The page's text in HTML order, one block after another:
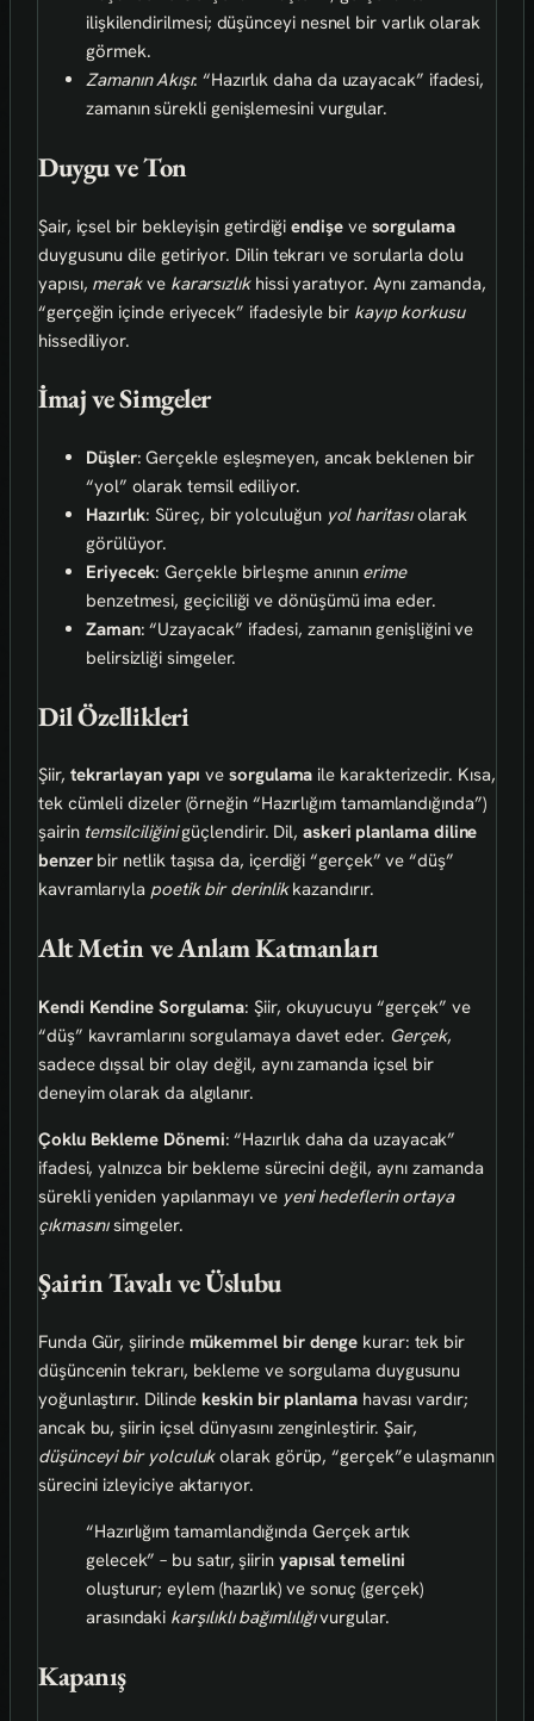
ilişkilendirilmesi; düşünceyi nesnel bir varlık olarak
görmek.
Zamanın Akışı: “Hazırlık daha da uzayacak” ifadesi,
zamanın sürekli genişlemesini vurgular.
Duygu ve Ton
Şair, içsel bir bekleyişin getirdiğiendişeve sorgulama
duygusunu dile getiriyor. Dilin tekrarı ve sorularla dolu
yapısı, merakve kararsızlıkhissi yaratıyor. Aynı zamanda,
“gerçeğin içinde eriyecek” ifadesiyle bir kayıp korkusu
hissediliyor.
İmaj ve Simgeler
Düşler: Gerçekle eşleşmeyen, ancak beklenen bir
“yol” olarak temsil ediliyor.
Hazırlık: Süreç, bir yolculuğun yol haritasıolarak
görülüyor.
Eriyecek: Gerçekle birleşme anının erime
benzetmesi, geçiciliği ve dönüşümü ima eder.
Zaman: “Uzayacak” ifadesi, zamanın genişliğini ve
belirsizliği simgeler.
Dil Özellikleri
Şiir, tekrarlayan yapı vesorgulama ile karakterizedir. Kısa,
tek cümleli dizeler (örneğin “Hazırlığım tamamlandığında”)
şairin temsilciliğinigüçlendirir. Dil,askeri planlama diline
benzerbir netlik taşısa da, içerdiği “gerçek” ve “düş”
kavramlarıyla poetik bir derinlikkazandırır.
Alt Metin ve Anlam Katmanları
Kendi Kendine Sorgulama: Şiir, okuyucuyu “gerçek” ve
“düş” kavramlarını sorgulamaya davet eder. Gerçek,
sadece dışsal bir olay değil, aynı zamanda içsel bir
deneyim olarak da algılanır.
Çoklu Bekleme Dönemi: “Hazırlık daha da uzayacak”
ifadesi, yalnızca bir bekleme sürecini değil, aynı zamanda
sürekli yeniden yapılanmayı ve yeni hedeflerin ortaya
çıkmasınısimgeler.
Şairin Tavalı ve Üslubu
Funda Gür, şiirinde mükemmel bir denge kurar: tek bir
düşüncenin tekrarı, bekleme ve sorgulama duygusunu
yoğunlaştırır. Dilinde keskin bir planlamahavası vardır;
ancak bu, şiirin içsel dünyasını zenginleştirir. Şair,
düşünceyi bir yolculukolarak görüp, “gerçek”e ulaşmanın
sürecini izleyiciye aktarıyor.
“Hazırlığım tamamlandığında Gerçek artık
gelecek” – bu satır, şiirin yapısal temelini
oluşturur; eylem (hazırlık) ve sonuç (gerçek)
arasındaki karşılıklı bağımlılığıvurgular.
Kapanış